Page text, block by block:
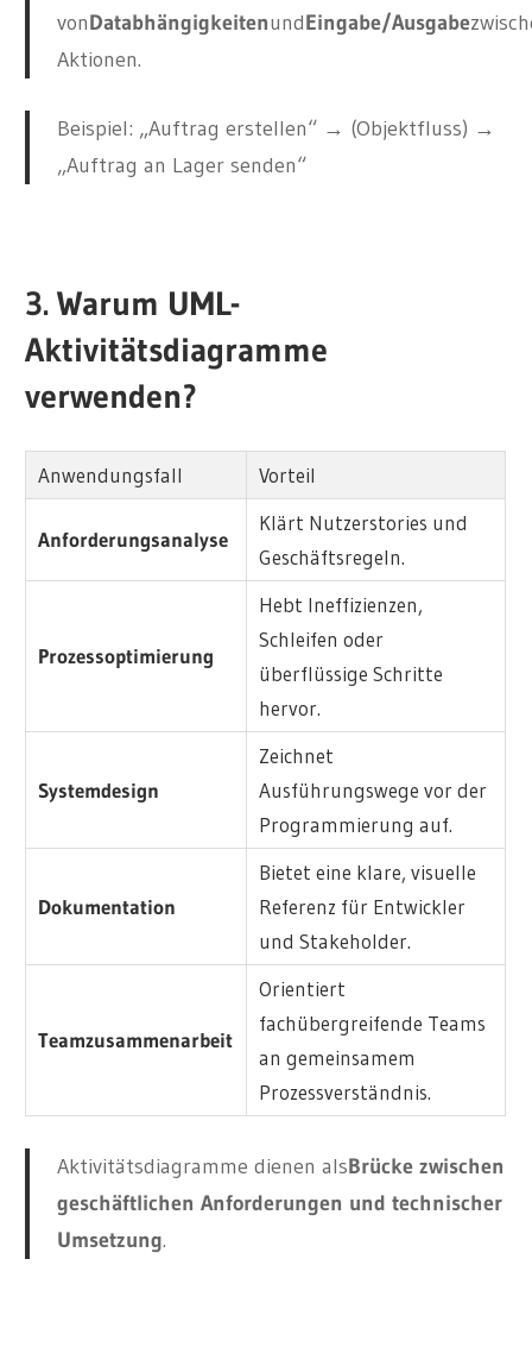
vonDatabhängigkeitenundEingabe/Ausgabe
Aktionen.
Beispiel: „Auftrag erstellen“ → (Objektfluss) →
„Auftrag an Lager senden“
3. Warum UML-
Aktivitätsdiagramme
verwenden?
Anwendungsfall Vorteil
Anforderungsanalyse
Klärt Nutzerstories und
Geschäftsregeln.
Prozessoptimierung
Hebt Ineffizienzen,
Schleifen oder
überflüssige Schritte
hervor.
Systemdesign
Zeichnet
Ausführungswege vor der
Programmierung auf.
Dokumentation
Bietet eine klare, visuelle
Referenz für Entwickler
und Stakeholder.
Teamzusammenarbeit
Orientiert
fachübergreifende Teams
an gemeinsamem
Prozessverständnis.
Aktivitätsdiagramme dienen alsBrücke zwischen
geschäftlichen Anforderungen und technischer
Umsetzung.